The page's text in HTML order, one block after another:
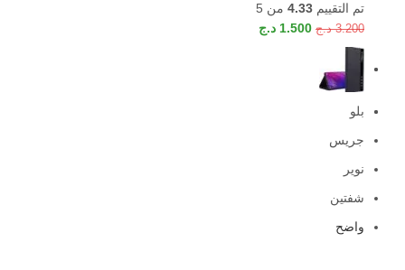
تم التقييم 4.33من 5
3.200 د.ج 1.500 د.ج
بلو
جريس
نوير
شفتين
واضح